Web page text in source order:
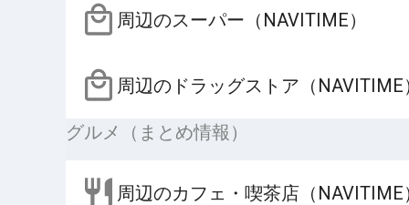
周辺のスーパー（NAVITIME）
周辺のドラッグストア（NAVITIME
グルメ（まとめ情報）
周辺のカフェ・喫茶店（NAVITIME